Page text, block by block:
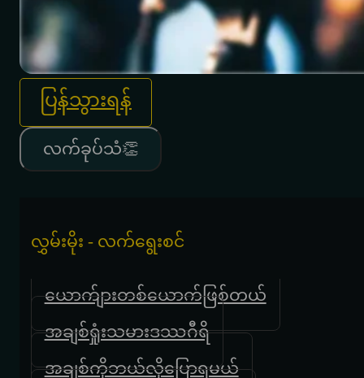
ပြန်သွားရန်
လက်ခုပ်သံ👏
လွှမ်းမိုး - လက်ရွေးစင်
ယောက်ျားတစ်ယောက်ဖြစ်တယ်
အချစ်ရှုံးသမားဒဿဂီရိ
အချစ်ကိုဘယ်လိုပြောရမယ်